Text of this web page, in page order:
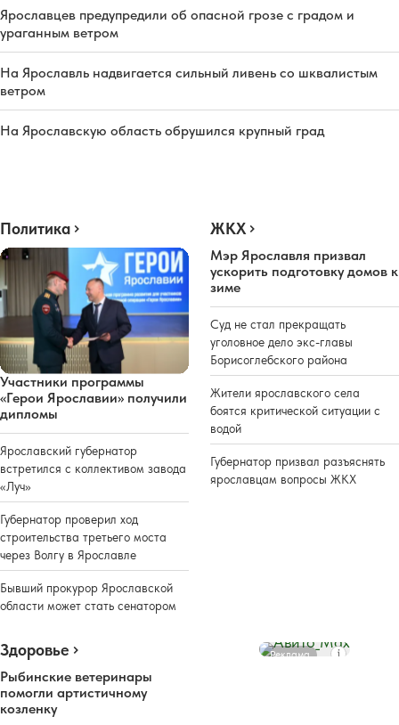
Ярославцев предупредили об опасной грозе с градом и
ураганным ветром
На Ярославль надвигается сильный ливень со шквалистым
ветром
На Ярославскую область обрушился крупный град
Политика
Участники программы
«Герои Ярославии» получили
дипломы
Ярославский губернатор
встретился с коллективом завода
«Луч»
Губернатор проверил ход
строительства третьего моста
через Волгу в Ярославле
Бывший прокурор Ярославской
области может стать сенатором
ЖКХ
Мэр Ярославля призвал
ускорить подготовку домов к
зиме
Суд не стал прекращать
уголовное дело экс-главы
Борисоглебского района
Жители ярославского села
боятся критической ситуации с
водой
Губернатор призвал разъяснять
ярославцам вопросы ЖКХ
Здоровье
Рыбинские ветеринары
помогли артистичному
козленку
Реклама